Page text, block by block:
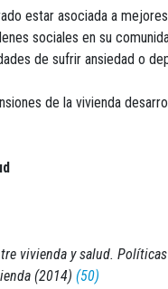
estar asociada a
sociales en su
de sufrir ansiedad o
de la vivienda
vivienda y salud.
(2014) (50)